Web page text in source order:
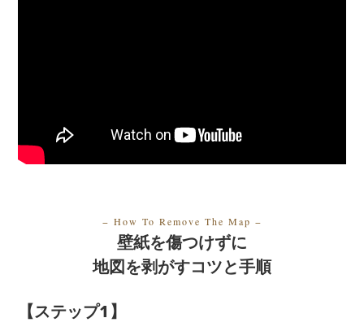
− How To Remove The Map −
壁紙を傷つけずに
地図を剥がすコツと手順
【ステップ1】